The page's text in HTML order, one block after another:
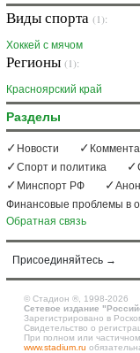
Виды спорта (1):
Хоккей с мячом
Регионы (1):
Красноярский край
Разделы
Новости
Спорт и политика
Минспорт РФ
Финансовые проблемы в
Обратная связь
Присоединяйтесь →
© Стадион ®, 1998-2026
Сетевое издание
Зарегистрировано в
Свидетельство о
При полном или
www.stadium.ru